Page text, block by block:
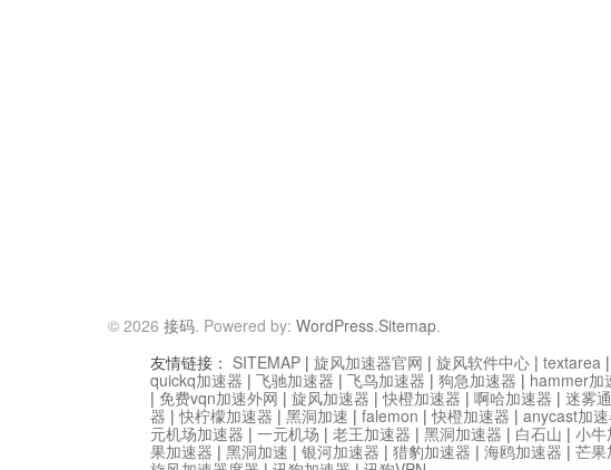
© 2026 接码. Powered by: WordPress.Sitemap.
友情链接： SITEMAP | 旋风加速器官网 | 旋风软件中心 | textarea |
quickq加速器 | 飞驰加速器 | 飞鸟加速器 | 狗急加速器 | hammer加
| 免费vqn加速外网 | 旋风加速器 |快橙加速器 | 啊哈加速器 | 迷雾通
器 |快柠檬加速器 | 黑洞加速 | falemon |快橙加速器 | anycast加
元机场加速器 | 一元机场 | 老王加速器 | 黑洞加速器 | 白石山 | 小牛
果加速器 | 黑洞加速 | 银河加速器 | 猎豹加速器 | 海鸥加速器 | 芒果